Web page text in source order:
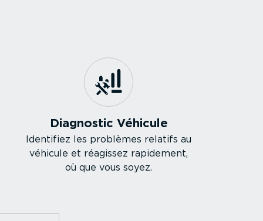
Diagnostic Véhicule
Identifiez les problèmes relatifs au
véhicule et réagissez rapidement,
où que vous soyez.